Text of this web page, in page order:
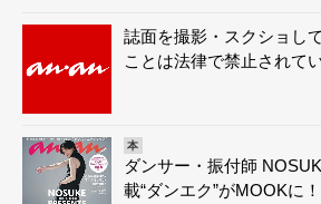
誌面を撮影・スクショし
ことは法律で禁止されてい
本
ダンサー・振付師
載“ダンエク”がMOOKに！